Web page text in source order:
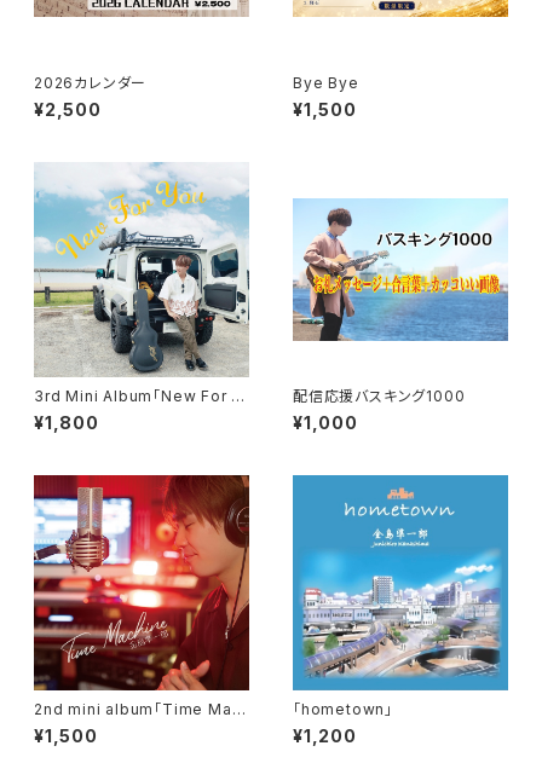
2026カレンダー
¥2,500
Bye Bye
¥1,500
3rd Mini Album「New For Y
ou」
¥1,800
配信応援バスキング1000
¥1,000
2nd mini album「Time Mac
hine」
¥1,500
「hometown」
¥1,200